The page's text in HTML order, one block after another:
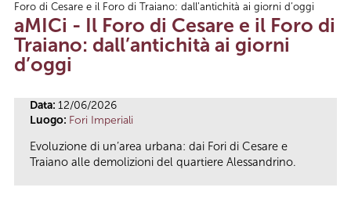
Tu sei qui
Foro di Cesare e il Foro di Traiano: dall’antichità ai giorni d’oggi
aMICi - Il Foro di Cesare e il Foro di
Traiano: dall’antichità ai giorni
d’oggi
Data: 12/06/2026
Luogo: Fori Imperiali
Evoluzione di un’area urbana: dai Fori di Cesare e
Traiano alle demolizioni del quartiere Alessandrino.